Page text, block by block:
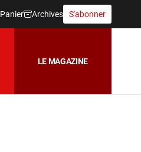
Panier Archives S'abonner
LE MAGAZINE